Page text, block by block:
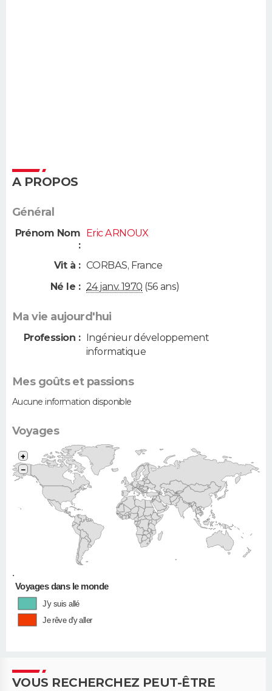
A PROPOS
Général
Prénom Nom
:
Eric ARNOUX
Vit à : CORBAS, France
Né le : 24 janv. 1970 (56 ans)
Ma vie aujourd'hui
Profession : Ingénieur développement
informatique
Mes goûts et passions
Aucune information disponible
Voyages
•
+
−
Voyages dans le monde
J'y suis allé
Je rêve d'y aller
VOUS RECHERCHEZ PEUT-ÊTRE